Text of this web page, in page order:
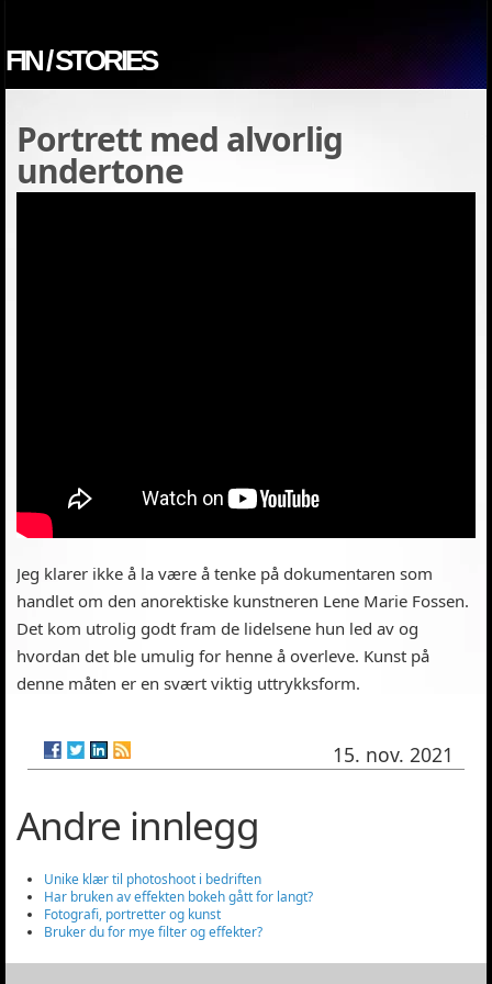
FIN / STORIES
Portrett med alvorlig
undertone
Jeg klarer ikke å la være å tenke på dokumentaren som
handlet om den anorektiske kunstneren Lene Marie Fossen.
Det kom utrolig godt fram de lidelsene hun led av og
hvordan det ble umulig for henne å overleve. Kunst på
denne måten er en svært viktig uttrykksform.
15. nov. 2021
Andre innlegg
Unike klær til photoshoot i bedriften
Har bruken av effekten bokeh gått for langt?
Fotografi, portretter og kunst
Bruker du for mye filter og effekter?